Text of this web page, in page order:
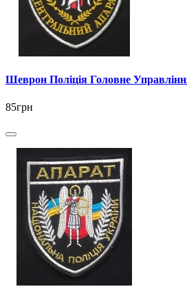
Шеврон Поліція Головне
85грн